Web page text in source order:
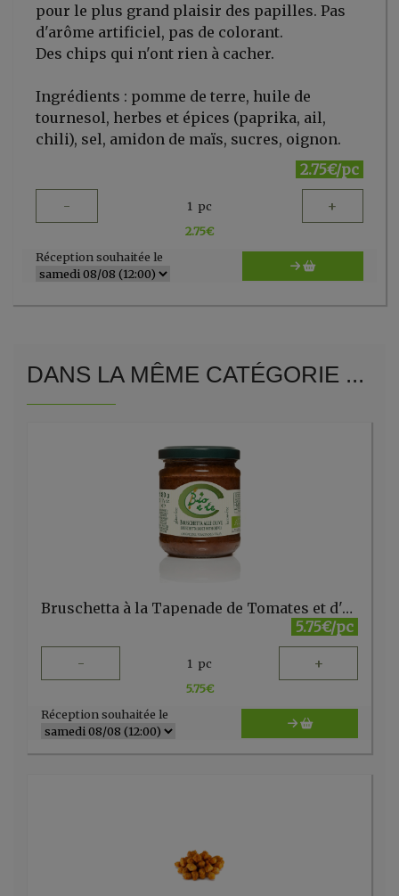
pour le plus grand plaisir des papilles. Pas
d'arôme artificiel, pas de colorant.
Des chips qui n'ont rien à cacher.
Ingrédients : pomme de terre, huile de
tournesol, herbes et épices (paprika, ail,
chili), sel, amidon de maïs, sucres, oignon.
2.75€/pc
- 1 pc +
2.75€
Réception souhaitée le
DANS LA MÊME CATÉGORIE ...
Bruschetta à la Tapenade de Tomates et d'Olives 180gr Bio e te
5.75€/pc
- 1 pc +
5.75€
Réception souhaitée le